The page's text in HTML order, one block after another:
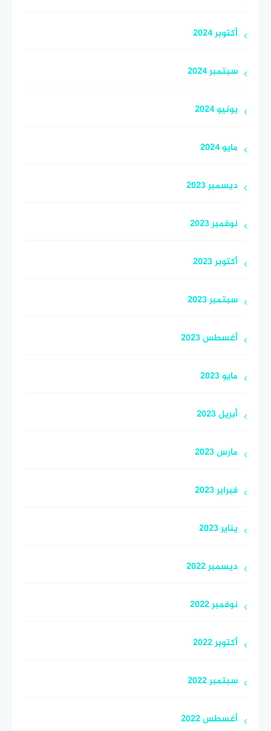
أكتوبر 2024
سبتمبر 2024
يونيو 2024
مايو 2024
ديسمبر 2023
نوفمبر 2023
أكتوبر 2023
سبتمبر 2023
أغسطس 2023
مايو 2023
أبريل 2023
مارس 2023
فبراير 2023
يناير 2023
ديسمبر 2022
نوفمبر 2022
أكتوبر 2022
سبتمبر 2022
أغسطس 2022